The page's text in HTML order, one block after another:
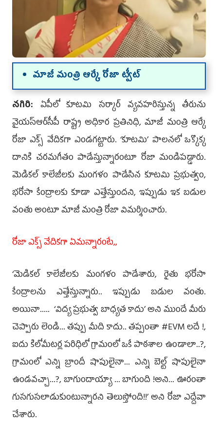
మాజీ మంత్రి ఆర్కే రోజా ట్వీట్‌
నగిరి:ఏపీలో కూటమి సర్కార్ వ్యవహరిస్తున్న తీరును
వైయ‌స్ఆర్‌సీపీ రాష్ట్ర అధికార ప్ర‌తినిధి, మాజీ మంత్రి ఆర్కే
రోజా ఎక్స్ వేదిక‌గా ఎండ‌గ‌ట్టారు. ‘కూటమి’ పాలనలో ఒక్కొక్క
దానికి చరమగీతం పాడేస్తున్నారంటూ రోజా మండిపడ్డారు.
మెడికల్ కాలేజీలకు మంగళం పాడేసిన కూటమి ప్రభుత్వం,
భరోసా కేంద్రాలకు కూడా ఎత్తేస్తుందని, ఇప్పుడు ఇక బడుల
వంతు అంటూ మాజీ మంత్రి రోజా విమర్శించారు.
రోజా ఎక్స్ వేదిక‌గా ఏమ‌న్నారంటే,,
‘మెడికల్ కాలేజీలకు మంగళం పాడేశారు, రైతు భరోసా
కేంద్రాలను ఎత్తేస్తున్నారు.. ఇప్పుడు బడుల వంతు.
అయినా..... ‘విద్య ప్రభుత్వ బాధ్యత కాదు’ అని ముందే మీరు
చెప్పారు లెండి... తప్పు మీది కాదు.. తప్పంతా #EVM లదే !,
ఐదు కిలోమీటర్ల పరిధిలో గ్రామంలో ఒకే పాఠశాల ఉండాలా..?,
గ్రామంలో ఎన్ని బ్రాందీ షాపులైనా... ఎన్ని బెల్ట్ షాపులైనా
ఉండవచ్చా...?, బాగుందాయ్యా ... బాగుంది !అని... ఊరంతా
గుసగుసలాడుకుంటున్నారని తెలుస్తోంది!!’ అని రోజా ఎద్దేవా
చేశారు.